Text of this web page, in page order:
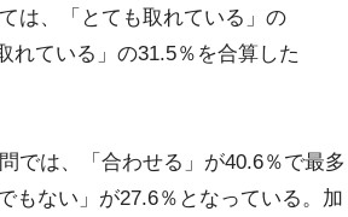
は、「とても取れている」の
れている」の31.5％を合算した
では、「合わせる」が40.6％で最多
もない」が27.6％となっている。加